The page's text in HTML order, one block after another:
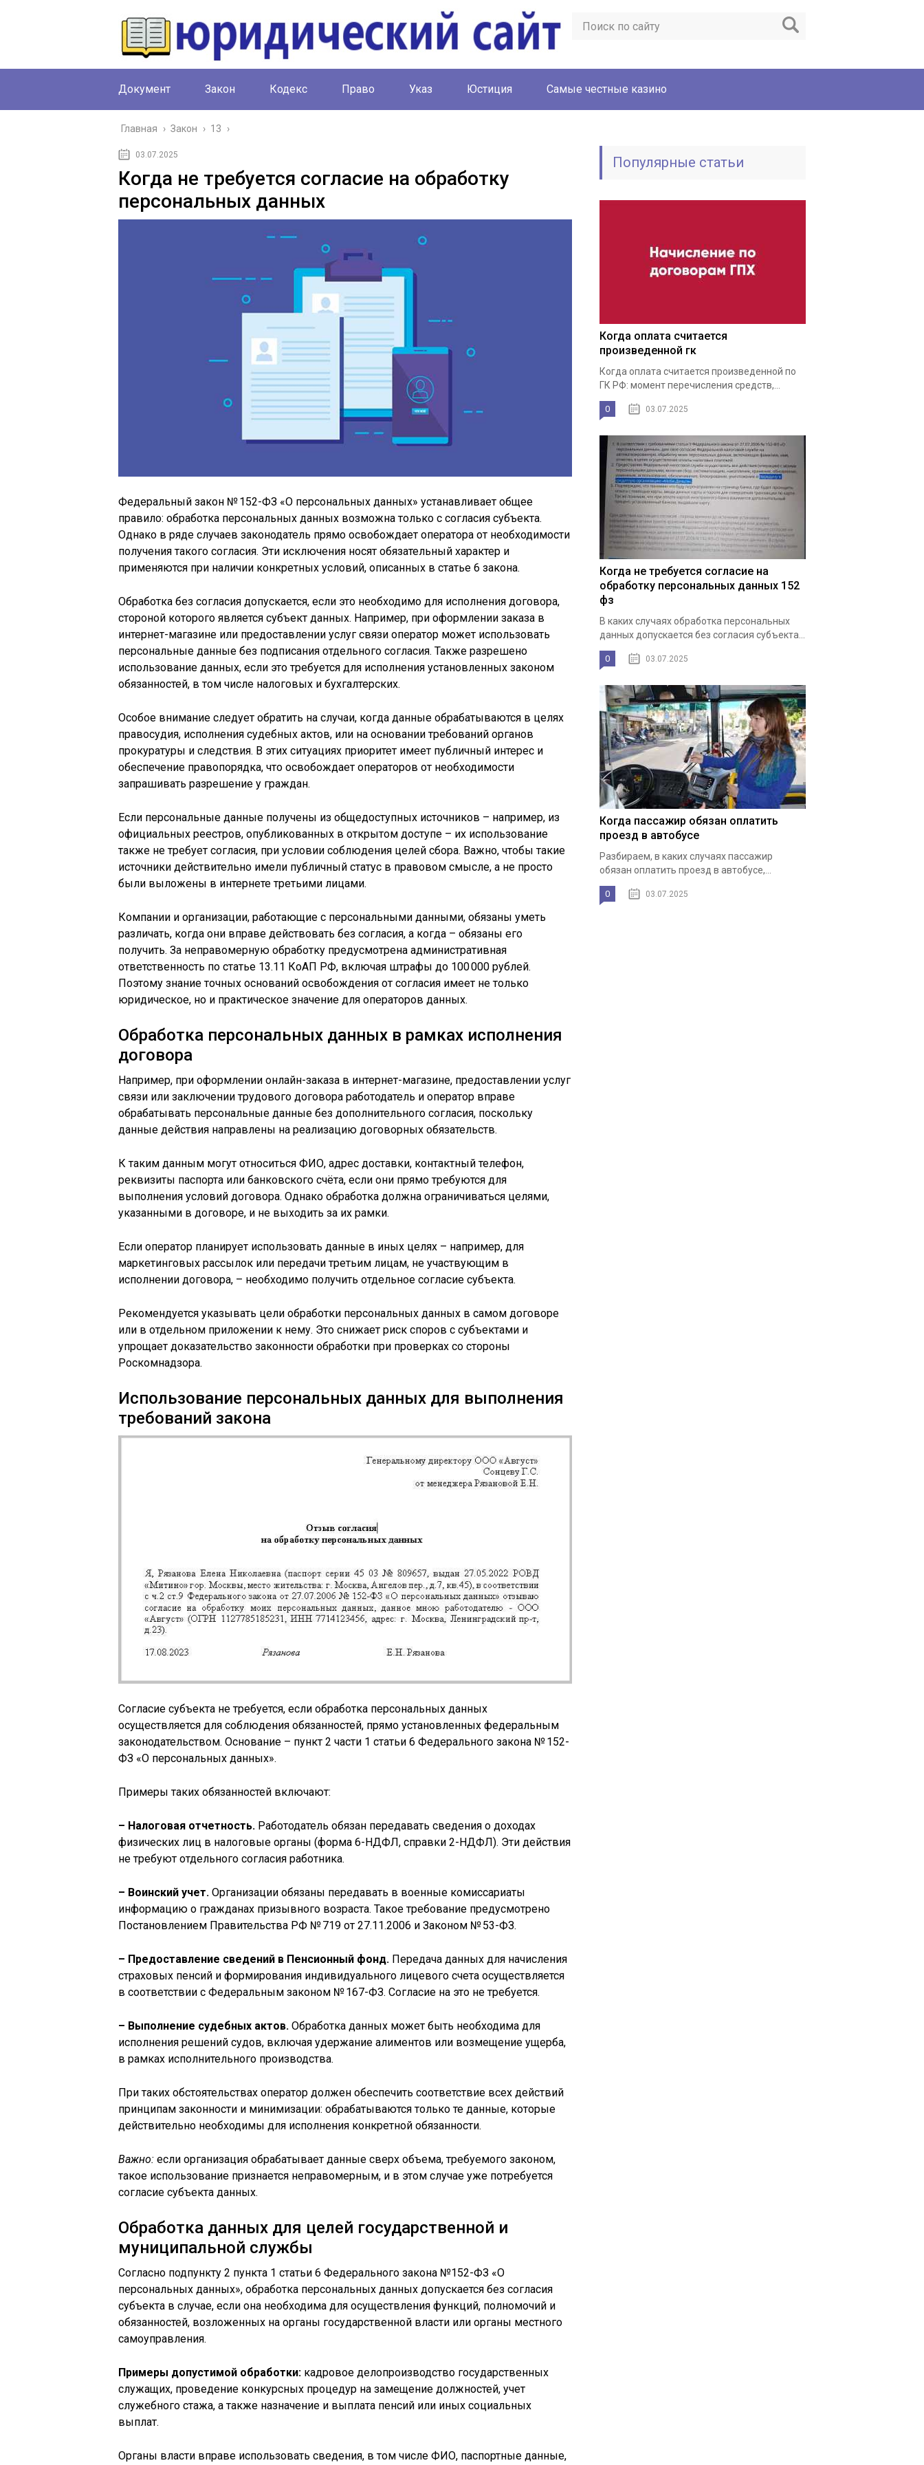
Документ Закон Кодекс Право Указ Юстиция Cамые честные казино
Главная › Закон › 13 ›
03.07.2025
Когда не требуется согласие на обработку
персональных данных
Федеральный закон № 152-ФЗ «О персональных данных» устанавливает общее
правило: обработка персональных данных возможна только с согласия субъекта.
Однако в ряде случаев законодатель прямо освобождает оператора от необходимости
получения такого согласия. Эти исключения носят обязательный характер и
применяются при наличии конкретных условий, описанных в статье 6 закона.
Обработка без согласия допускается, если это необходимо для исполнения договора,
стороной которого является субъект данных. Например, при оформлении заказа в
интернет-магазине или предоставлении услуг связи оператор может использовать
персональные данные без подписания отдельного согласия. Также разрешено
использование данных, если это требуется для исполнения установленных законом
обязанностей, в том числе налоговых и бухгалтерских.
Особое внимание следует обратить на случаи, когда данные обрабатываются в целях
правосудия, исполнения судебных актов, или на основании требований органов
прокуратуры и следствия. В этих ситуациях приоритет имеет публичный интерес и
обеспечение правопорядка, что освобождает операторов от необходимости
запрашивать разрешение у граждан.
Если персональные данные получены из общедоступных источников – например, из
официальных реестров, опубликованных в открытом доступе – их использование
также не требует согласия, при условии соблюдения целей сбора. Важно, чтобы такие
источники действительно имели публичный статус в правовом смысле, а не просто
были выложены в интернете третьими лицами.
Компании и организации, работающие с персональными данными, обязаны уметь
различать, когда они вправе действовать без согласия, а когда – обязаны его
получить. За неправомерную обработку предусмотрена административная
ответственность по статье 13.11 КоАП РФ, включая штрафы до 100 000 рублей.
Поэтому знание точных оснований освобождения от согласия имеет не только
юридическое, но и практическое значение для операторов данных.
Обработка персональных данных в рамках исполнения
договора
Например, при оформлении онлайн-заказа в интернет-магазине, предоставлении услуг
связи или заключении трудового договора работодатель и оператор вправе
обрабатывать персональные данные без дополнительного согласия, поскольку
данные действия направлены на реализацию договорных обязательств.
К таким данным могут относиться ФИО, адрес доставки, контактный телефон,
реквизиты паспорта или банковского счёта, если они прямо требуются для
выполнения условий договора. Однако обработка должна ограничиваться целями,
указанными в договоре, и не выходить за их рамки.
Если оператор планирует использовать данные в иных целях – например, для
маркетинговых рассылок или передачи третьим лицам, не участвующим в
исполнении договора, – необходимо получить отдельное согласие субъекта.
Рекомендуется указывать цели обработки персональных данных в самом договоре
или в отдельном приложении к нему. Это снижает риск споров с субъектами и
упрощает доказательство законности обработки при проверках со стороны
Роскомнадзора.
Использование персональных данных для выполнения
требований закона
Согласие субъекта не требуется, если обработка персональных данных
осуществляется для соблюдения обязанностей, прямо установленных федеральным
законодательством. Основание – пункт 2 части 1 статьи 6 Федерального закона № 152-
ФЗ «О персональных данных».
Примеры таких обязанностей включают:
– Налоговая отчетность. Работодатель обязан передавать сведения о доходах
физических лиц в налоговые органы (форма 6-НДФЛ, справки 2-НДФЛ). Эти действия
не требуют отдельного согласия работника.
– Воинский учет. Организации обязаны передавать в военные комиссариаты
информацию о гражданах призывного возраста. Такое требование предусмотрено
Постановлением Правительства РФ № 719 от 27.11.2006 и Законом № 53-ФЗ.
– Предоставление сведений в Пенсионный фонд. Передача данных для начисления
страховых пенсий и формирования индивидуального лицевого счета осуществляется
в соответствии с Федеральным законом № 167-ФЗ. Согласие на это не требуется.
– Выполнение судебных актов. Обработка данных может быть необходима для
исполнения решений судов, включая удержание алиментов или возмещение ущерба,
в рамках исполнительного производства.
При таких обстоятельствах оператор должен обеспечить соответствие всех действий
принципам законности и минимизации: обрабатываются только те данные, которые
действительно необходимы для исполнения конкретной обязанности.
Важно: если организация обрабатывает данные сверх объема, требуемого законом,
такое использование признается неправомерным, и в этом случае уже потребуется
согласие субъекта данных.
Обработка данных для целей государственной и
муниципальной службы
Согласно подпункту 2 пункта 1 статьи 6 Федерального закона №152-ФЗ «О
персональных данных», обработка персональных данных допускается без согласия
субъекта в случае, если она необходима для осуществления функций, полномочий и
обязанностей, возложенных на органы государственной власти или органы местного
самоуправления.
Примеры допустимой обработки: кадровое делопроизводство государственных
служащих, проведение конкурсных процедур на замещение должностей, учет
служебного стажа, а также назначение и выплата пенсий или иных социальных
выплат.
Органы власти вправе использовать сведения, в том числе ФИО, паспортные данные,
Популярные статьи
Когда оплата считается
произведенной гк
Когда оплата считается произведенной по
ГК РФ: момент перечисления средств,...
0 03.07.2025
Когда не требуется согласие на
обработку персональных данных 152
фз
В каких случаях обработка персональных
данных допускается без согласия субъекта...
0 03.07.2025
Когда пассажир обязан оплатить
проезд в автобусе
Разбираем, в каких случаях пассажир
обязан оплатить проезд в автобусе,...
0 03.07.2025